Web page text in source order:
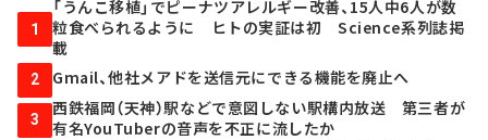
1
「うんこ移植」でピーナツアレルギー改善、15人中6人が数
粒食べられるように ヒトの実証は初 Science系列誌掲
載
2 Gmail、他社メアドを送信元にできる機能を廃止へ
3
西鉄福岡（天神）駅などで意図しない駅構内放送 第三者が
有名YouTuberの音声を不正に流したか